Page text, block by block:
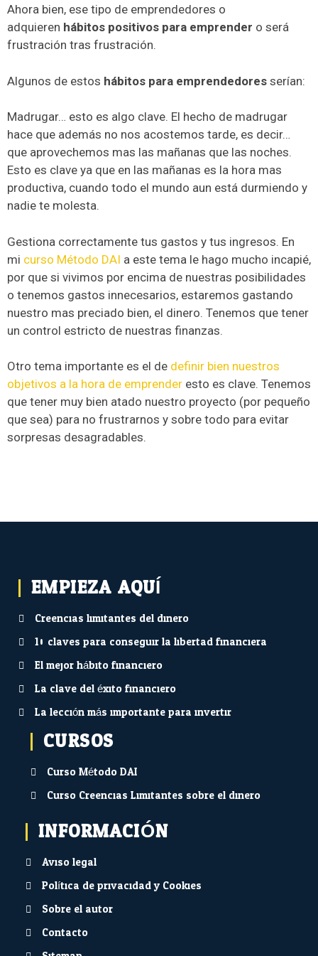
Ahora bien, ese tipo de emprendedores o
adquieren hábitos positivos para emprender o será
frustración tras frustración.
Algunos de estos hábitos para emprendedores serían:
Madrugar… esto es algo clave. El hecho de madrugar
hace que además no nos acostemos tarde, es decir…
que aprovechemos mas las mañanas que las noches.
Esto es clave ya que en las mañanas es la hora mas
productiva, cuando todo el mundo aun está durmiendo y
nadie te molesta.
Gestiona correctamente tus gastos y tus ingresos. En
mi curso Método DAI a este tema le hago mucho incapié,
por que si vivimos por encima de nuestras posibilidades
o tenemos gastos innecesarios, estaremos gastando
nuestro mas preciado bien, el dinero. Tenemos que tener
un control estricto de nuestras finanzas.
Otro tema importante es el de definir bien nuestros
objetivos a la hora de emprender esto es clave. Tenemos
que tener muy bien atado nuestro proyecto (por pequeño
que sea) para no frustrarnos y sobre todo para evitar
sorpresas desagradables.
EMPIEZA AQUÍ...
Creencias limitantes del dinero
10 claves para conseguir la libertad financiera
El mejor hábito financiero
La clave del éxito financiero
La lección más importante para invertir
CURSOS
Curso Método DAI
Curso Creencias Limitantes sobre el dinero
INFORMACIÓN
Aviso legal
Política de privacidad y Cookies
Sobre el autor
Contacto